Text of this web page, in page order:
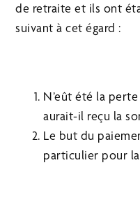
de retraite et ils ont
suivant à cet égard :
N’eût été la
aurait-il reçu la
Le but du
particulier pour